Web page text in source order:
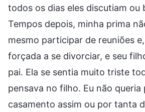
todos os dias eles discutiam ou
Tempos depois, minha prima
mesmo participar de reuniões
forçada a se divorciar, e seu
pai. Ela se sentia muito triste
pensava no filho. Eu não queria
casamento assim ou por tanta